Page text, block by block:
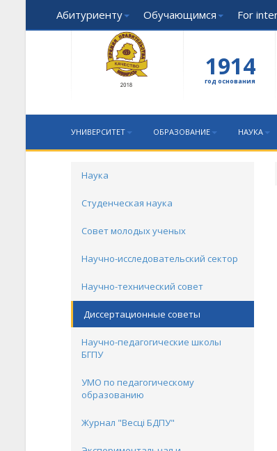
Абитуриенту Обучающимся For
1914
год основания
УНИВЕРСИТЕТ ОБРАЗОВАНИЕ НАУКА
Наука
Студенческая наука
Совет молодых ученых
Научно-исследовательский сектор
Научно-технический совет
Диссертационные советы
Научно-педагогические школы
БГПУ
УМО по педагогическому
образованию
Журнал "Весцi БДПУ"